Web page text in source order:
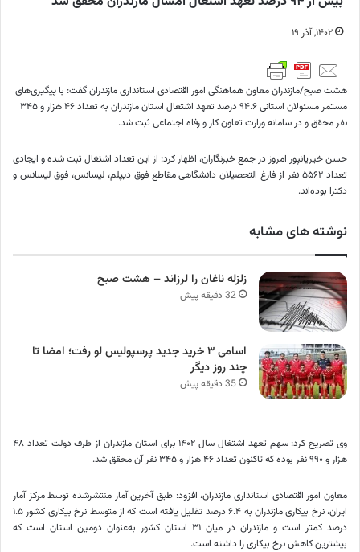
۱۴۰۲, آذر ۱۹
هشت صبح/مازندرانمعاون هماهنگی امور اقتصادی استانداری مازندران گفت: با پیگیری‌های
مستمر مسئولان استانی ۹۴.۶ درصد تعهد اشتغال استان مازندران به تعداد ۴۶ هزار و ۳۴۵
نفر محقق و در سامانه وزارت تعاون کار و رفاه اجتماعی ثبت شد.
حسن خیریانپور امروز در جمع خبرنگاران، اظهار کرد: از این تعداد اشتغال ثبت شده و ایجادی
تعداد ۵۵۶۲ نفر از فارغ التحصیلان دانشگاهی مقاطع فوق دیپلم، لیسانس، فوق لیسانس و
دکترا بوده‌اند.
نوشته های مشابه
زلزله ناغان را لرزاند – هشت صبح
32 دقیقه پیش
اسامی ۳ خرید جدید پرسپولیس لو رفت؛ امضا تا
چند روز دیگر
35 دقیقه پیش
وی تصریح کرد: سهم تعهد اشتغال سال ۱۴۰۲ برای استان مازندران از طرف دولت تعداد ۴۸
هزار و ۹۹۰ نفر بوده که تاکنون تعداد ۴۶ هزار و ۳۴۵ نفر آن محقق شد.
معاون امور اقتصادی استانداری مازندران، افزود: طبق آخرین آمار منتشرشده توسط مرکز آمار
ایران، نرخ بیکاری مازندران به ۶.۴ درصد تقلیل یافته است که از متوسط نرخ بیکاری کشور ۱.۵
درصد کمتر است و مازندران در میان ۳۱ استان کشور به‌عنوان دومین استان است که
بیشترین کاهش نرخ بیکاری را داشته است.